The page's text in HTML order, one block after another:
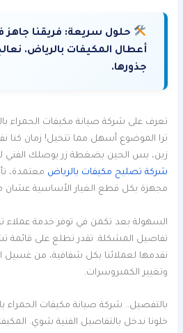
حلول سريعة: فريقنا جاهز
أعطال المكيفات بالرياض.
جذورها.
تعرف على شركة صيانة مكيفات الحمراء
ترا الموضوع أسهل مما تتخيل! زمان كنا
زين، بس الحين بضغطة زر يوصلك الفني
شركة تصليح مكيفات بالرياض معتمدة،
مجهزة بكل قطع الغيار الأساسية عشان
السهولة بعد تكمن في توفر خدمة عملاء
تفاصيل المشكلة. تقدر تطلع على قائمة
نقدمها لعملائنا بكل شفافية، من غسيل
وتغيير الكمبروسرات.
بالتفصيل.. شركة صيانة مكيفات الحمراء
خلونا ندخل بالتفاصيل الفنية شوي.